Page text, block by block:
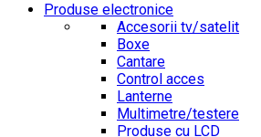
Produse electronice
Accesorii tv/satelit
Boxe
Cantare
Control acces
Lanterne
Multimetre/testere
Produse cu LCD